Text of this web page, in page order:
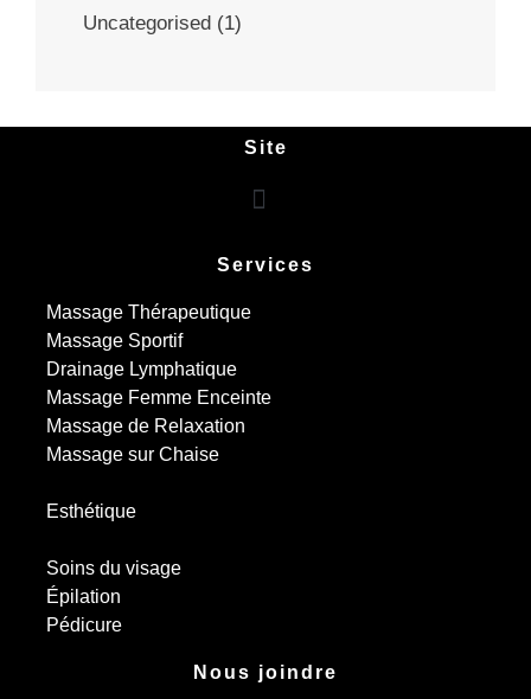
Uncategorised (1)
Site
Services
Massage Thérapeutique
Massage Sportif
Drainage Lymphatique
Massage Femme Enceinte
Massage de Relaxation
Massage sur Chaise
Esthétique
Soins du visage
Épilation
Pédicure
Nous joindre